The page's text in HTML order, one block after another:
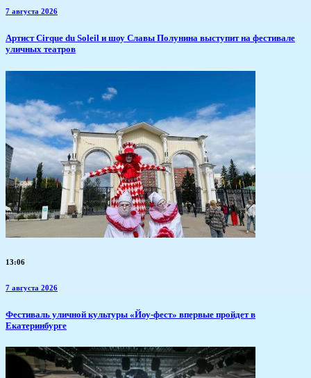
7 августа 2026
Артист Cirque du Soleil и шоу Славы Полунина выступит на фестивале
уличных театров
13:06
7 августа 2026
​Фестиваль уличной культуры «Йоу-фест» впервые пройдет в
Екатеринбурге